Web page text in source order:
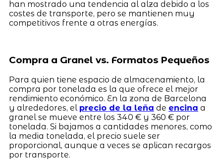
han mostrado una tendencia al alza debido a los
costes de transporte, pero se mantienen muy
competitivos frente a otras energías.
Compra a Granel vs. Formatos Pequeños
Para quien tiene espacio de almacenamiento, la
compra por tonelada es la que ofrece el mejor
rendimiento económico. En la zona de Barcelona
y alrededores, el precio de la leña de encina a
granel se mueve entre los 340 € y 360 € por
tonelada. Si bajamos a cantidades menores, como
la media tonelada, el precio suele ser
proporcional, aunque a veces se aplican recargos
por transporte.